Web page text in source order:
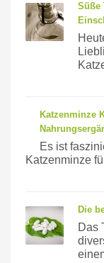
Süße
Katzenminze
Es ist
Katzenminze
Die
Das